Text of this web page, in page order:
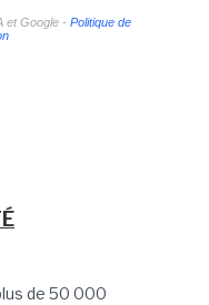
et Google - Politique de
de 50 000